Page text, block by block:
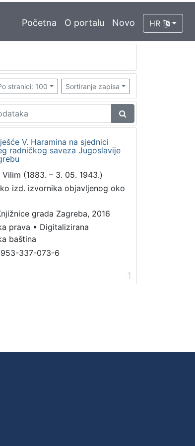
Početna O portalu Novo HR
stranici: 100 Sortiranje zapisa
V. Haramina na sjednici
radničkog saveza Jugoslavije
Vilim (1883. – 3. 05. 1943.)
izd. izvornika objavljenog oko
grada Zagreba, 2016
prava • Digitalizirana
baština
953-337-073-6
1